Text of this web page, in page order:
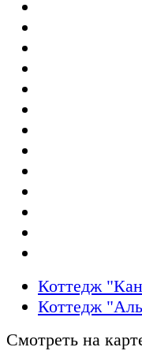
Коттедж
Коттедж
Смотреть на